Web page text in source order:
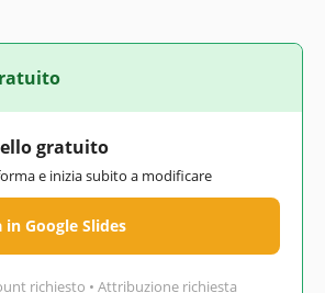
gratuito
e inizia subito a modificare
Google Slides
richiesto • Attribuzione richiesta